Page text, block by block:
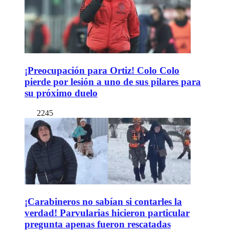
¡Preocupación para Ortiz! Colo Colo
pierde por lesión a uno de sus pilares para
su próximo duelo
2245
¡Carabineros no sabían si contarles la
verdad! Parvularias hicieron particular
pregunta apenas fueron rescatadas